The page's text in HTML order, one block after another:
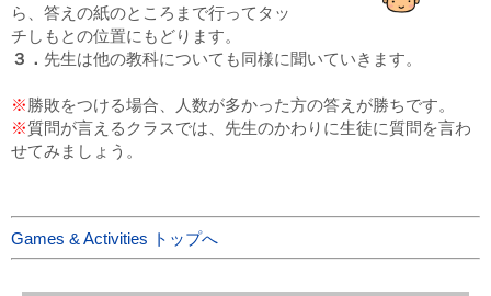
ら、答えの紙のところまで行ってタッ
チしもとの位置にもどります。
３． 先生は他の教科についても同様に聞いていきます。
※勝敗をつける場合、人数が多かった方の答えが勝ちです。
※質問が言えるクラスでは、先生のかわりに生徒に質問を言わ
せてみましょう。
Games & Activities トップへ